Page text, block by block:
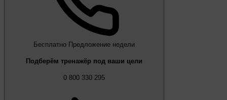
Бесплатно Предложение недели
Подберём тренажёр под ваши цели
0 800 330 295